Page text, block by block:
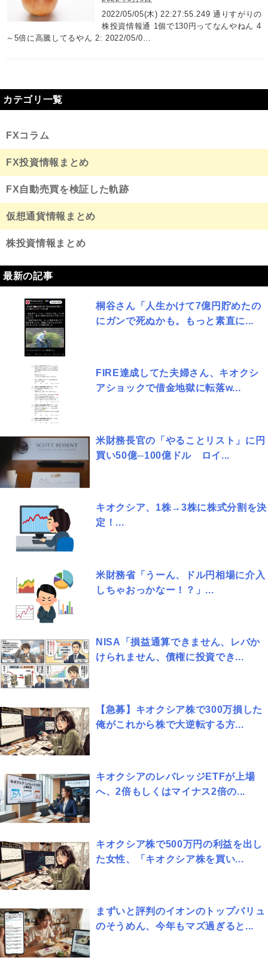
2022/05/05(木) 22:27:55.249 通りすがりの
株投資情報通 1個で130円ってなんやねん 4
～5倍に高騰してるやん 2: 2022/05/0…
カテゴリ一覧
FXコラム
FX投資情報まとめ
FX自動売買を検証した軌跡
仮想通貨情報まとめ
株投資情報まとめ
最新の記事
桐谷さん「人生かけて7億円貯めたの
にガンで死ぬかも。もっと素直に...
FIRE達成してた夫婦さん、キオクシ
アショックで借金地獄に転落w...
米財務長官の「やることリスト」に円
買い50億─100億ドル ロイ...
キオクシア、1株→3株に株式分割を決
定！...
米財務省「うーん、ドル円相場に介入
しちゃおっかなー！？」...
NISA「損益通算できません、レバか
けられません、債権に投資でき...
【急募】キオクシア株で300万損した
俺がこれから株で大逆転する方...
キオクシアのレバレッジETFが上場
へ、2倍もしくはマイナス2倍の...
キオクシア株で500万円の利益を出し
た女性、「キオクシア株を買い...
まずいと評判のイオンのトップバリュ
のそうめん、今年もマズ過ぎると...